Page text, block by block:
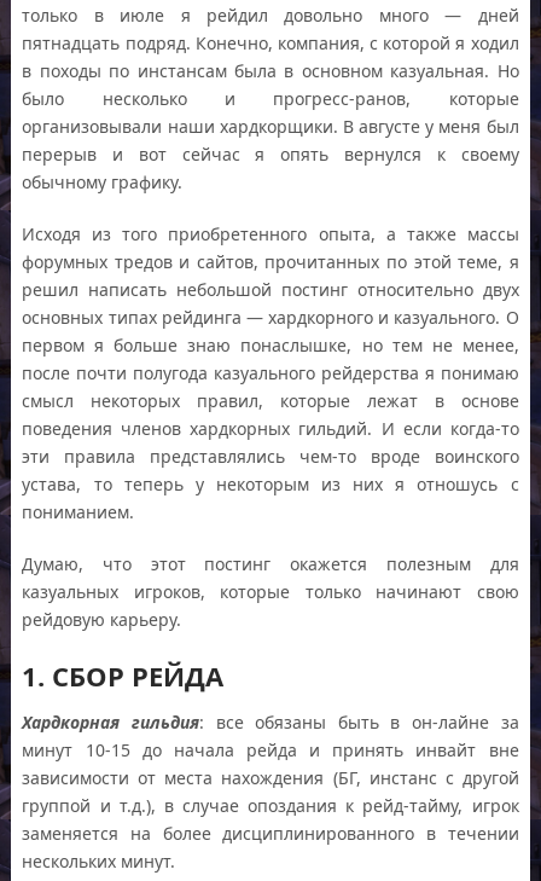
только в июле я рейдил довольно много — дней
пятнадцать подряд. Конечно, компания, с которой я ходил
в походы по инстансам была в основном казуальная. Но
было несколько и прогресс-ранов, которые
организовывали наши хардкорщики. В августе у меня был
перерыв и вот сейчас я опять вернулся к своему
обычному графику.
Исходя из того приобретенного опыта, а также массы
форумных тредов и сайтов, прочитанных по этой теме, я
решил написать небольшой постинг относительно двух
основных типах рейдинга — хардкорного и казуального. О
первом я больше знаю понаслышке, но тем не менее,
после почти полугода казуального рейдерства я понимаю
смысл некоторых правил, которые лежат в основе
поведения членов хардкорных гильдий. И если когда-то
эти правила представлялись чем-то вроде воинского
устава, то теперь у некоторым из них я отношусь с
пониманием.
Думаю, что этот постинг окажется полезным для
казуальных игроков, которые только начинают свою
рейдовую карьеру.
1. СБОР РЕЙДА
Хардкорная гильдия: все обязаны быть в он-лайне за
минут 10-15 до начала рейда и принять инвайт вне
зависимости от места нахождения (БГ, инстанс с другой
группой и т.д.), в случае опоздания к рейд-тайму, игрок
заменяется на более дисциплинированного в течении
нескольких минут.